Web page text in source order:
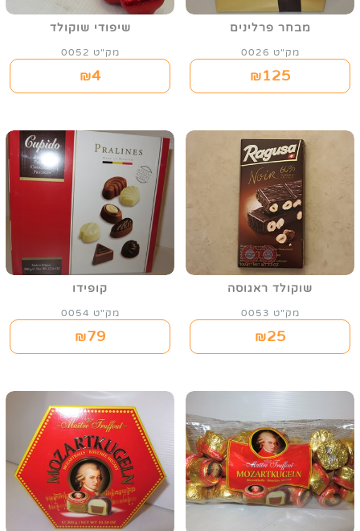
מבחר פרלינים
מק"ט 0026
₪125
שיפודי שוקולד
מק"ט 0052
₪4
שוקולד ראגוסה
מק"ט 0053
₪25
קופידו
מק"ט 0054
₪79